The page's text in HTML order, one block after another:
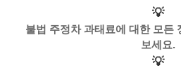
💡
불법 주정차 과태료에 대한 모든
보세요.
💡